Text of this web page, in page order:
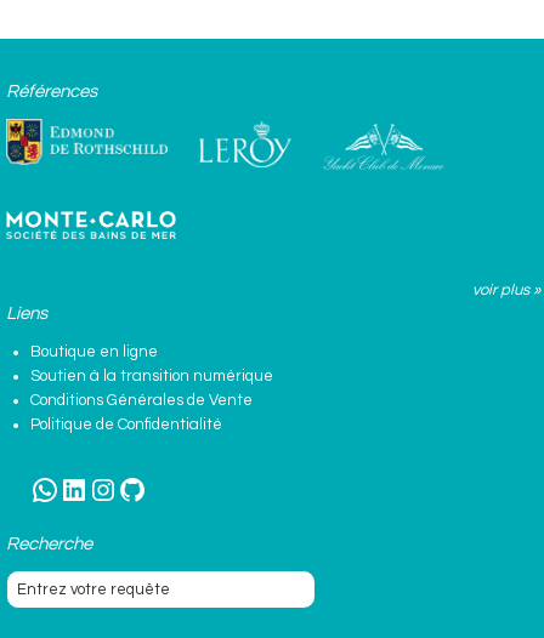
Références
voir plus »
Liens
Boutique en ligne
Soutien à la transition numérique
Conditions Générales de Vente
Politique de Confidentialité
WhatsApp
LinkedIn
Instagram
GitHub
Recherche